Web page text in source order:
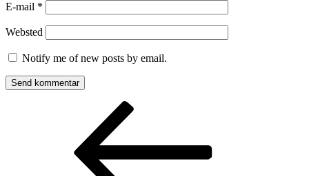
E-mail *
Websted
Notify me of new posts by email.
Indlægsnavigation